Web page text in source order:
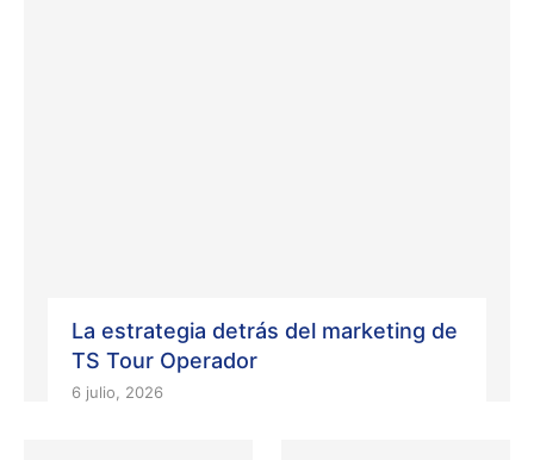
La estrategia detrás del marketing de
TS Tour Operador
6 julio, 2026